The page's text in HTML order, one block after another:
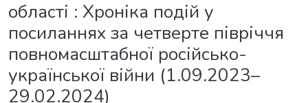
області : Хроніка подій у
посиланнях за четверте півріччя
повномасштабної російсько-
української війни (1.09.2023–
29.02.2024)